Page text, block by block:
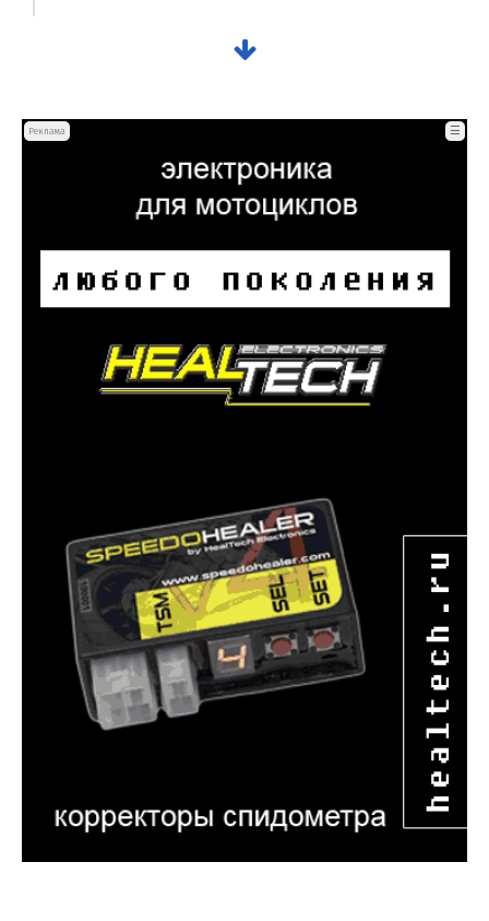
Реклама ☰